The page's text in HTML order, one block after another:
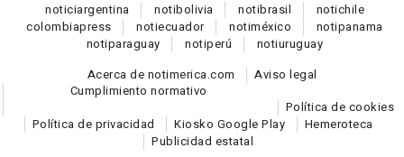
noticiargentina notibolivia notibrasil notichile
colombiapress notiecuador notiméxico notipanama
notiparaguay notiperú notiuruguay
Acerca de notimerica.com
Aviso legal
Cumplimiento normativo
Política de cookies
Política de privacidad
Kiosko Google Play
Hemeroteca
Publicidad estatal